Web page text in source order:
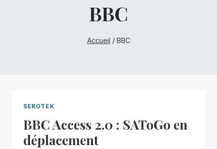
BBC
Accueil / BBC
SEROTEK
BBC Access 2.0 : SAToGo en
déplacement